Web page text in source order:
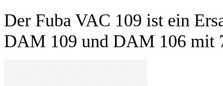
Der Fuba VAC 109 ist ein
DAM 109 und DAM 106 mit